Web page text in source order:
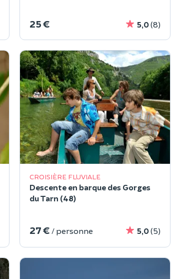
25 € 5,0(8)
CROISIÈRE FLUVIALE
Descente en barque des Gorges
du Tarn (48)
27 € / personne 5,0(5)